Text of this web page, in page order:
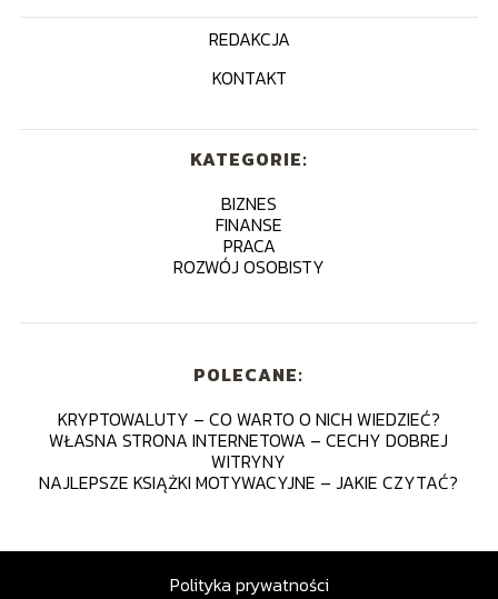
REDAKCJA
KONTAKT
KATEGORIE:
BIZNES
FINANSE
PRACA
ROZWÓJ OSOBISTY
POLECANE:
KRYPTOWALUTY – CO WARTO O NICH WIEDZIEĆ?
WŁASNA STRONA INTERNETOWA – CECHY DOBREJ
WITRYNY
NAJLEPSZE KSIĄŻKI MOTYWACYJNE – JAKIE CZYTAĆ?
Polityka prywatności